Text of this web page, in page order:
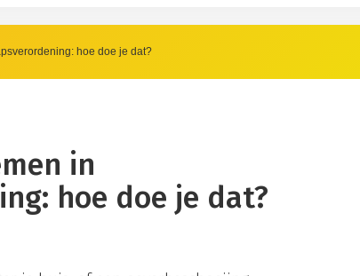
hoe doe je dat?
in
hoe doe je dat?